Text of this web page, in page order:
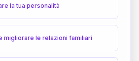
la tua personalità
migliorare le relazioni familiari